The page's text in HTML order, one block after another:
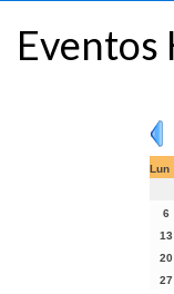
Eventos
Lun
6
13
20
27